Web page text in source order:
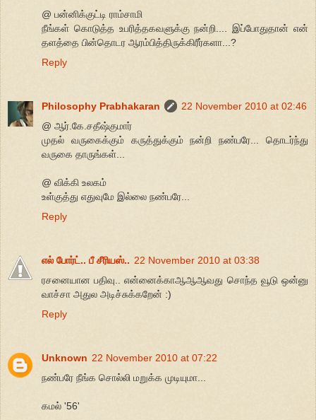
@ பன்னிக்குட்டி ராம்சாமி
நீங்கள் கொடுத்த உபரித்தகவளுக்கு நன்றி.... இப்போதுதான் என்
தளத்தை பின்தொடர ஆரம்பித்திருக்கிரீர்களா...?
Reply
Philosophy Prabhakaran
22 November 2010 at 02:46
@ ஆர்.கே.சதீஷ்குமார்
முதல் வருகைக்கும் கருத்துக்கும் நன்றி நண்பரே... தொடர்ந்து
வருகை தாருங்கள்...
@ விக்கி உலகம்
உள்குத்து எதுவுமே இல்லை நண்பரே...
Reply
எல் போர்ட்.. பீ சீரியஸ்.. 22 November 2010 at 03:38
ரசனையான பதிவு.. என்னைக்காஆஆஆவது சொந்த வூடு ஒன்னு
வாச்சா அதுல அடிச்சுக்கறேன் :)
Reply
Unknown 22 November 2010 at 07:22
நண்பரே நீங்க சொல்லி மறுக்க முடியுமா...
கமல் '56'